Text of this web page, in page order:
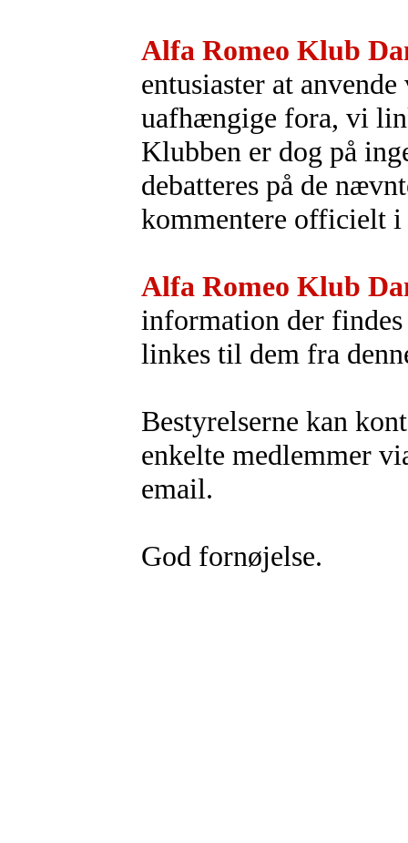
Alfa Romeo Klub
entusiaster at
uafhængige fora, vi
Klubben er dog på
debatteres på de
kommentere officielt i
Alfa Romeo Klub
information der findes
linkes til dem fra
Bestyrelserne kan
enkelte medlemmer
email.
God fornøjelse.